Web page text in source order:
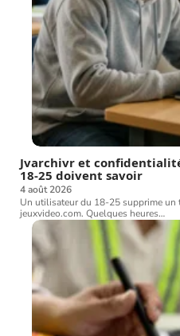
Jvarchivr et
18-25 doivent savoir
4 août 2026
Un utilisateur du 18-25 supprime
jeuxvideo.com. Quelques heures…